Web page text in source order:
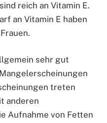
reich an Vitamin E.
an Vitamin E haben
sehr gut
treten
anderen
Aufnahme von Fetten